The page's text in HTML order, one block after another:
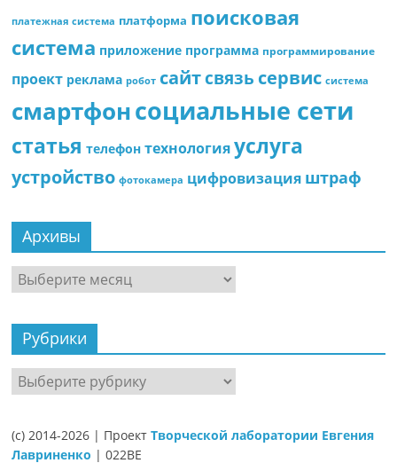
платежная система платформа поисковая
система приложение программа программирование
проект реклама робот сайтсвязь сервис система
смартфонсоциальные сети
статья телефон технология услуга
устройство фотокамера цифровизация штраф
Архивы
Архивы
Рубрики
Рубрики
(c) 2014-2026 | ПроектТворческой лаборатории Евгения
Лавриненко | 022BE